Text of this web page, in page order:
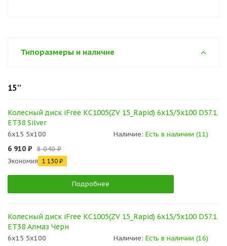
Типоразмеры и наличие
15''
Колесный диск iFree КС1005(ZV 15_Rapid) 6x15/5x100 D57.1
ET38 Silver
6x15 5x100 Наличие: Есть в наличии (11)
6 910 ₽ 8 040 ₽
Экономия 1 130 ₽
Подробнее
Колесный диск iFree КС1005(ZV 15_Rapid) 6x15/5x100 D57.1
ET38 Алмаз Черн
6x15 5x100 Наличие: Есть в наличии (16)